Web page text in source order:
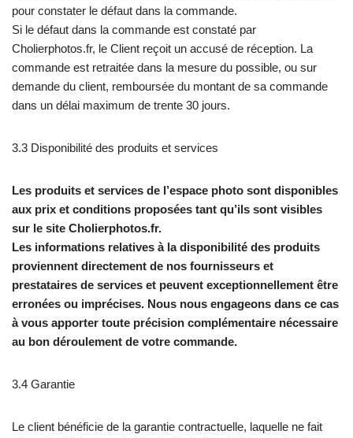
pour constater le défaut dans la commande.
Si le défaut dans la commande est constaté par
Cholierphotos.fr, le Client reçoit un accusé de réception. La
commande est retraitée dans la mesure du possible, ou sur
demande du client, remboursée du montant de sa commande
dans un délai maximum de trente 30 jours.
3.3 Disponibilité des produits et services
Les produits et services de l’espace photo sont disponibles
aux prix et conditions proposées tant qu’ils sont visibles
sur le site Cholierphotos.fr.
Les informations relatives à la disponibilité des produits
proviennent directement de nos fournisseurs et
prestataires de services et peuvent exceptionnellement être
erronées ou imprécises. Nous nous engageons dans ce cas
à vous apporter toute précision complémentaire nécessaire
au bon déroulement de votre commande.
3.4 Garantie
Le client bénéficie de la garantie contractuelle, laquelle ne fait